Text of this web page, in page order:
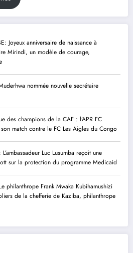
Joyeux anniversaire de naissance à
Mirindi, un modèle de courage,
nommée nouvelle secrétaire
des champions de la CAF : l’APR FC
match contre le FC Les Aigles du Congo
Luc Lusumba reçoit une
sur la protection du programme Medicaid
philanthrope Frank Mwaka Kubihamushizi
de la chefferie de Kaziba, philanthrope